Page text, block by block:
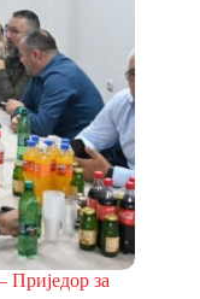
Приједор за